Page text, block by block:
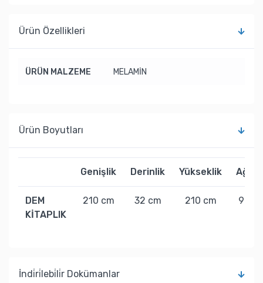
Ürün Özellikleri
ÜRÜN MALZEME MELAMİN
Ürün Boyutları
Genişlik Derinlik Yükseklik
DEM
KİTAPLIK
210 cm 32 cm 210 cm 90 kg
İndi̇ri̇lebi̇li̇r Dokümanlar